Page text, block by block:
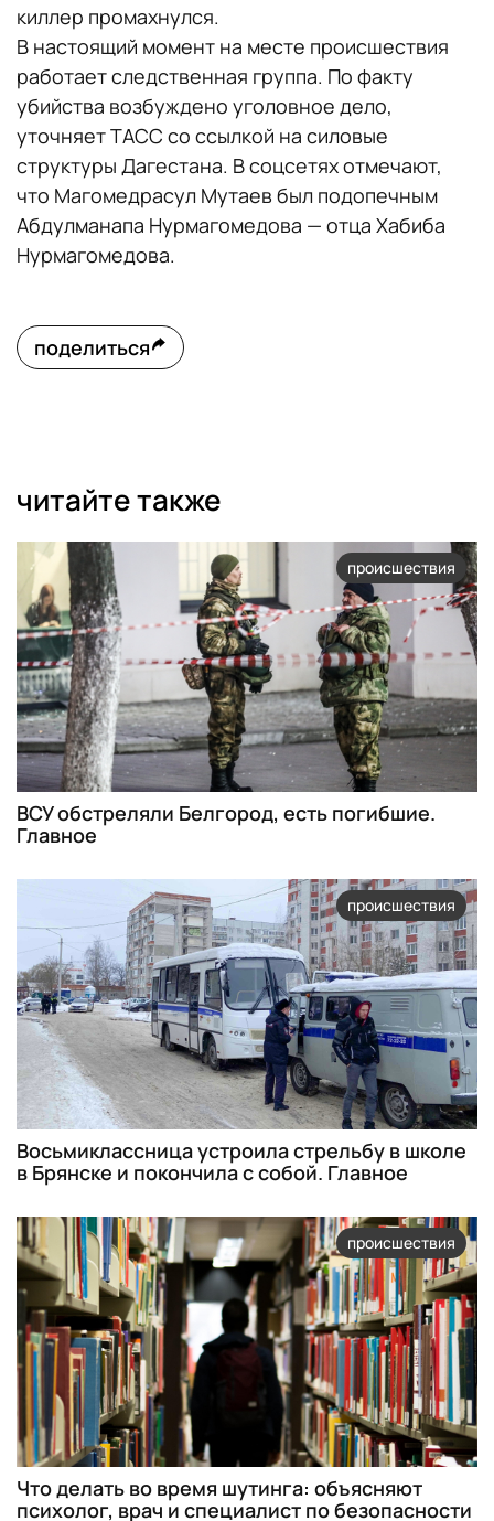
киллер промахнулся.
В настоящий момент на месте происшествия
работает следственная группа. По факту
убийства возбуждено уголовное дело,
уточняет ТАСС со ссылкой на силовые
структуры Дагестана. В соцсетях отмечают,
что Магомедрасул Мутаев был подопечным
Абдулманапа Нурмагомедова — отца Хабиба
Нурмагомедова.
поделиться
читайте также
происшествия
ВСУ обстреляли Белгород, есть погибшие.
Главное
происшествия
Восьмиклассница устроила стрельбу в школе
в Брянске и покончила с собой. Главное
происшествия
Что делать во время шутинга: объясняют
психолог, врач и специалист по безопасности